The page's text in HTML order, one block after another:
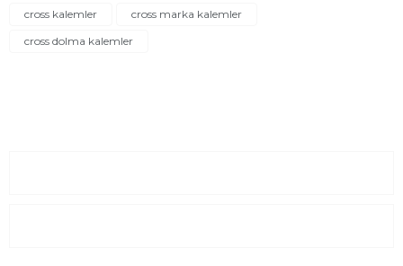
cross kalemler
cross marka kalemler
cross dolma kalemler